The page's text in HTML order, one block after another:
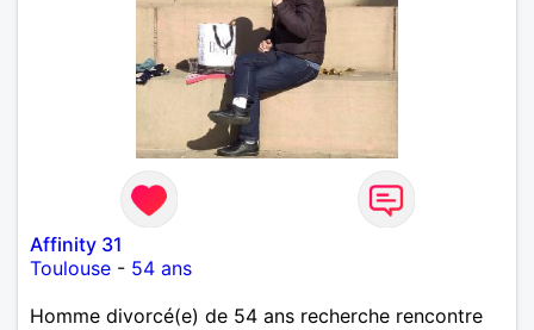
Affinity 31
Toulouse - 54 ans
Homme divorcé(e) de 54 ans recherche rencontre